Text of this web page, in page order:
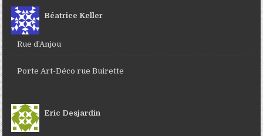
Béatrice Keller
Rue d’Anjou
Porte Art-Déco rue Buirette
Eric Desjardin